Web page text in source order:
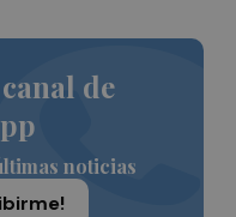
de
noticias